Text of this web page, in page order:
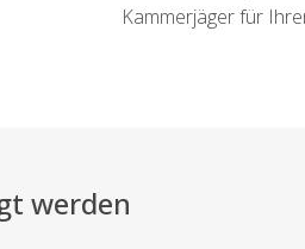
Kammerjäger für
werden